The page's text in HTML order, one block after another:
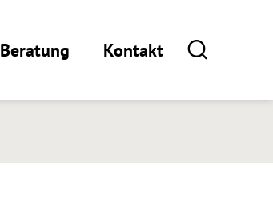
Beratung Kontakt